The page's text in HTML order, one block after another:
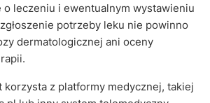
o leczeniu i ewentualnym wystawieniu
potrzeby leku nie powinno
dermatologicznej ani oceny
korzysta z platformy medycznej, takiej